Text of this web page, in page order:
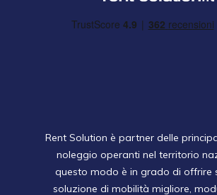
Rent Solution è partner delle
noleggio operanti nel territorio
questo modo è in grado di offrire
soluzione di mobilità migliore,